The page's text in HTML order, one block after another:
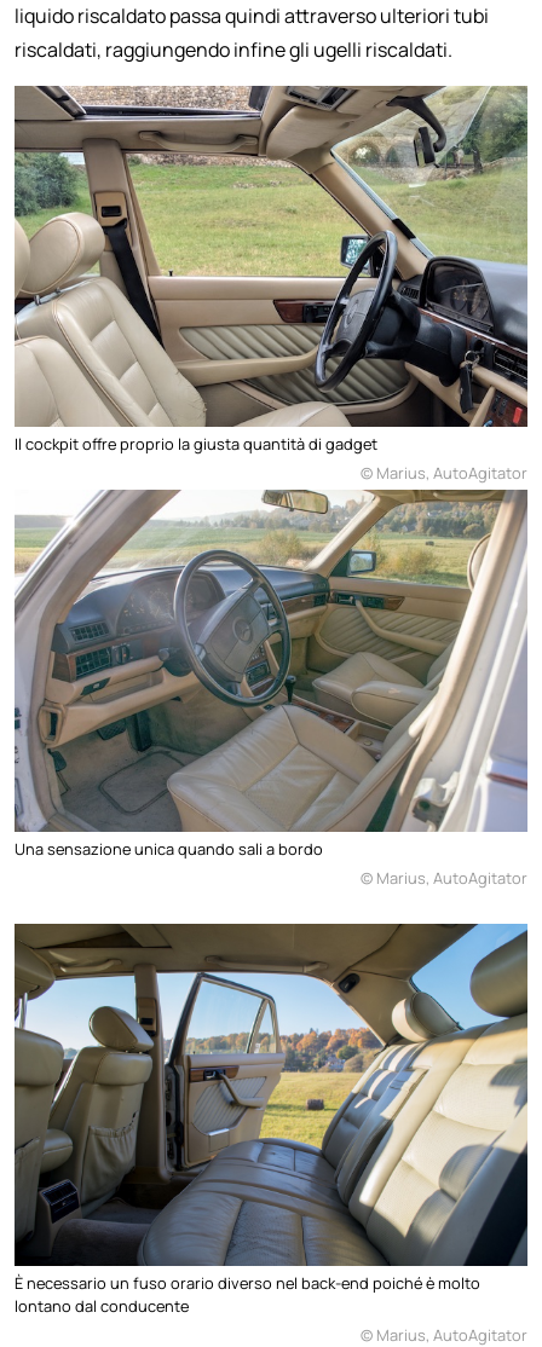
liquido riscaldato passa quindi attraverso ulteriori tubi
riscaldati, raggiungendo infine gli ugelli riscaldati.
Il cockpit offre proprio la giusta quantità di gadget
© Marius, AutoAgitator
Una sensazione unica quando sali a bordo
© Marius, AutoAgitator
È necessario un fuso orario diverso nel back-end poiché è molto
lontano dal conducente
© Marius, AutoAgitator